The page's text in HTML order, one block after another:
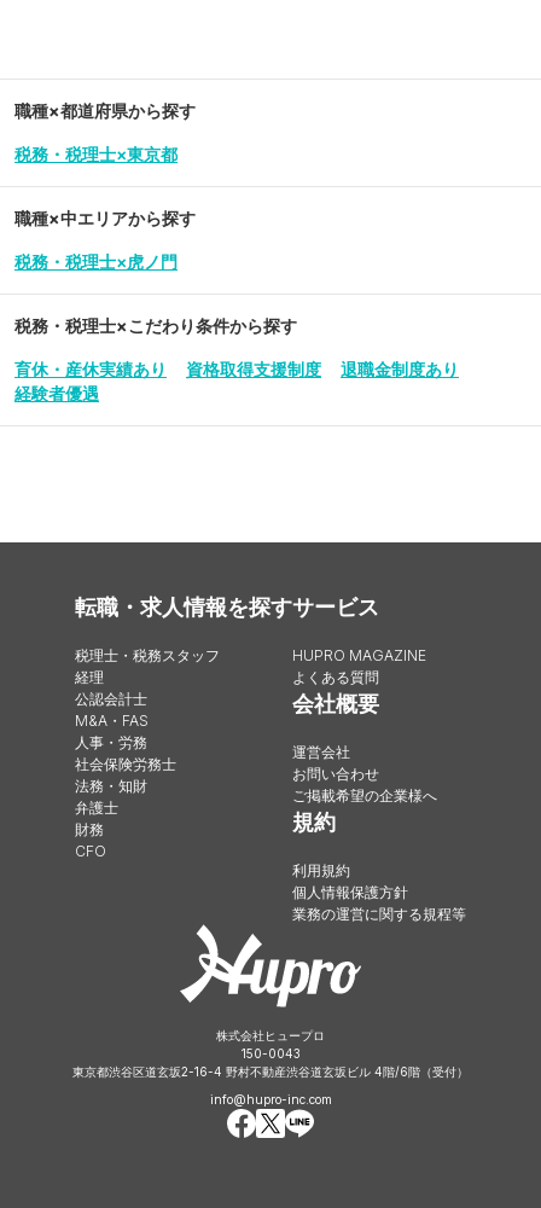
職種×都道府県から探す
税務・税理士×東京都
職種×中エリアから探す
税務・税理士×虎ノ門
税務・税理士×こだわり条件から探す
育休・産休実績あり 資格取得支援制度
退職金制度あり
経験者優遇
転職・求人情報を探す
税理士・税務スタッフ
経理
公認会計士
M&A・FAS
人事・労務
社会保険労務士
法務・知財
弁護士
財務
CFO
サービス
HUPRO MAGAZINE
よくある質問
会社概要
運営会社
お問い合わせ
ご掲載希望の企業様へ
規約
利用規約
個人情報保護方針
業務の運営に関する規程等
株式会社ヒュープロ
150-0043
東京都渋谷区道玄坂2-16-4 野村不動産渋谷道玄坂ビル 4階/6階（受付）
info@hupro-inc.com